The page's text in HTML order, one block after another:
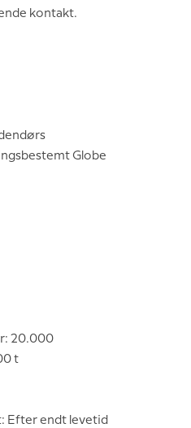
kontakt.
Globe
20.000
t
Efter endt levetid